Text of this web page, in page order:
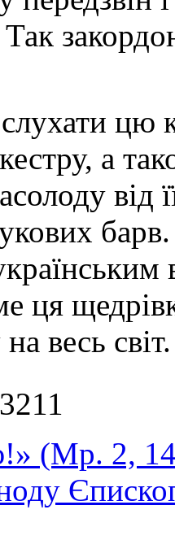
Так
цю
а
від
ця
весь світ.
(Мр. 2,